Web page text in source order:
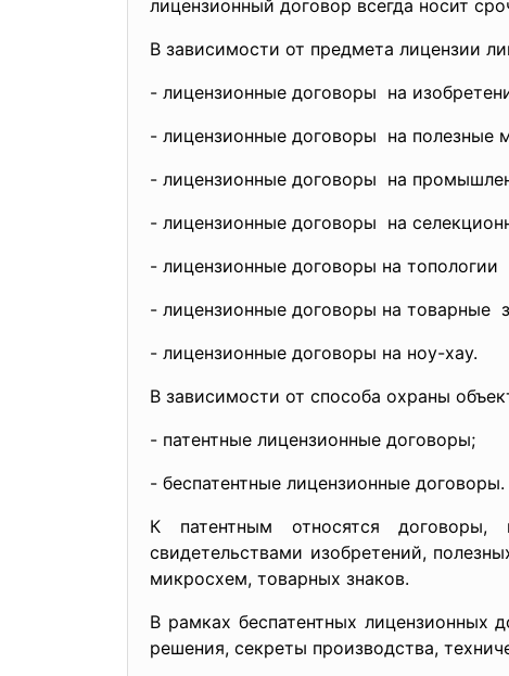
лицензионный договор всегда носит
В зависимости от предмета лицензии
- лицензионные договоры на
- лицензионные договоры на полезные
- лицензионные договоры на
- лицензионные договоры на
- лицензионные договоры на топологии
- лицензионные договоры на товарные
- лицензионные договоры на ноу-хау.
В зависимости от способа охраны
- патентные лицензионные договоры;
- беспатентные лицензионные договоры.
К патентным относятся договоры,
свидетельствами изобретений,
микросхем, товарных знаков.
В рамках беспатентных лицензионных
решения, секреты производства,